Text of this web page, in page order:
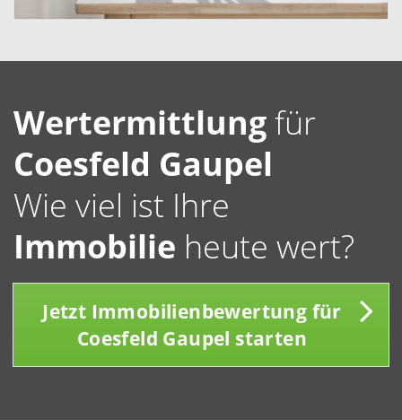
Wertermittlungfür
Coesfeld Gaupel
Wie viel ist Ihre
Immobilie heute wert?
Jetzt Immobilienbewertung für
Coesfeld Gaupel starten